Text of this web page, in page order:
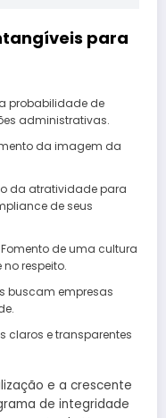
para
probabilidade de
administrativas.
da imagem da
da atratividade para
de seus
Fomento de uma cultura
respeito.
buscam empresas
claros e transparentes
e a crescente
de integridade